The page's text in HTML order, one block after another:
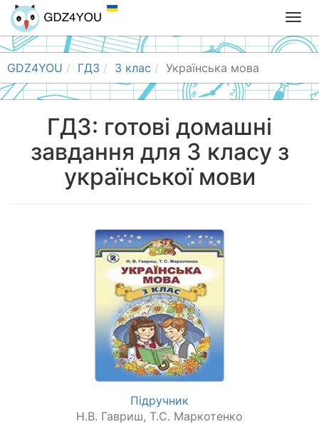
T
o
g
l
e
GDZ4YOU ГДЗ 3 клас Українська мова
ГДЗ: готові домашні
завдання для 3 класу з
української мови
Підручник
Н.В. Гавриш, Т.С. Маркотенко